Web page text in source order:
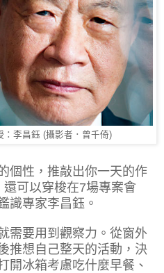
：李昌鈺 (攝影者．曾千倚)
個性，推敲出你一天的作
可以穿梭在7場專案會
識專家李昌鈺。
需要用到觀察力。從窗外
推想自己整天的活動，決
開冰箱考慮吃什麼早餐、